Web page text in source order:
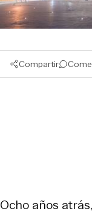
Compartir
Ocho años atrás,